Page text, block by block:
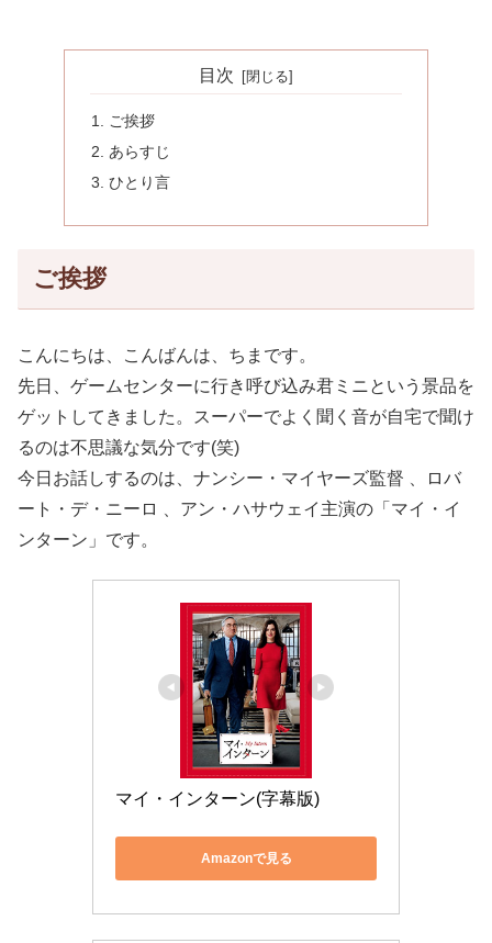
目次
ご挨拶
あらすじ
ひとり言
ご挨拶
こんにちは、こんばんは、ちまです。
先日、ゲームセンターに行き呼び込み君ミニという景品を
ゲットしてきました。スーパーでよく聞く音が自宅で聞け
るのは不思議な気分です(笑)
今日お話しするのは、ナンシー・マイヤーズ監督 、ロバ
ート・デ・ニーロ 、アン・ハサウェイ主演の「マイ・イ
ンターン」です。
マイ・インターン(字幕版)
Amazonで見る